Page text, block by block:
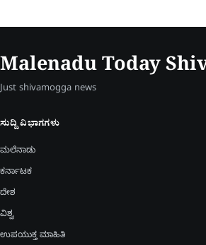
Malenadu Today
Just shivamogga news
ಸುದ್ದಿ ವಿಭಾಗಗಳು
ಮಲೆನಾಡು
ಕರ್ನಾಟಕ
ದೇಶ
ವಿಶ್ವ
ಉಪಯುಕ್ತ ಮಾಹಿತಿ